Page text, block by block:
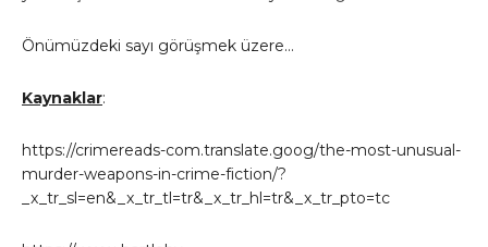
Önümüzdeki sayı görüşmek üzere…
Kaynaklar:
https://crimereads-com.translate.goog/the-most-unusual-
murder-weapons-in-crime-fiction/?
_x_tr_sl=en&_x_tr_tl=tr&_x_tr_hl=tr&_x_tr_pto=tc